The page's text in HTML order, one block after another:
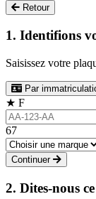
Retour
1. Identifions
Saisissez votre
Par
★ F
67
Continuer
2. Dites-nous